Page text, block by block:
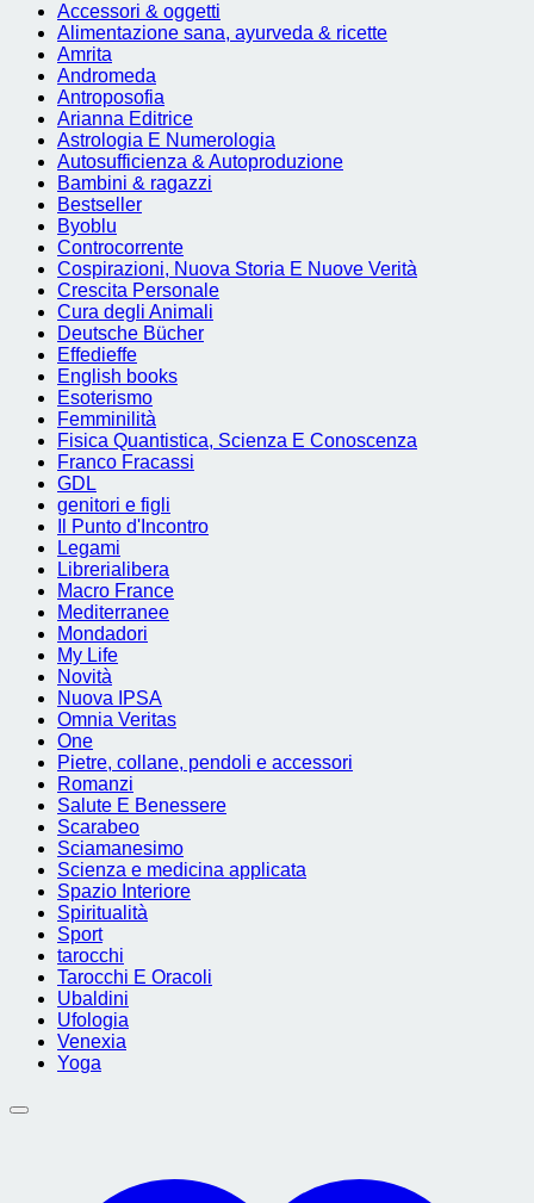
Accessori & oggetti
Alimentazione sana, ayurveda & ricette
Amrita
Andromeda
Antroposofia
Arianna Editrice
Astrologia E Numerologia
Autosufficienza & Autoproduzione
Bambini & ragazzi
Bestseller
Byoblu
Controcorrente
Cospirazioni, Nuova Storia E Nuove Verità
Crescita Personale
Cura degli Animali
Deutsche Bücher
Effedieffe
English books
Esoterismo
Femminilità
Fisica Quantistica, Scienza E Conoscenza
Franco Fracassi
GDL
genitori e figli
Il Punto d'Incontro
Legami
Librerialibera
Macro France
Mediterranee
Mondadori
My Life
Novità
Nuova IPSA
Omnia Veritas
One
Pietre, collane, pendoli e accessori
Romanzi
Salute E Benessere
Scarabeo
Sciamanesimo
Scienza e medicina applicata
Spazio Interiore
Spiritualità
Sport
tarocchi
Tarocchi E Oracoli
Ubaldini
Ufologia
Venexia
Yoga